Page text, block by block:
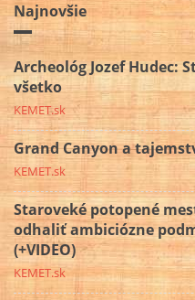
Najnovšie
Archeológ Jozef Hudec:
všetko
KEMET.sk
Grand Canyon a
KEMET.sk
Staroveké potopené
odhaliť ambiciózne
(+VIDEO)
KEMET.sk